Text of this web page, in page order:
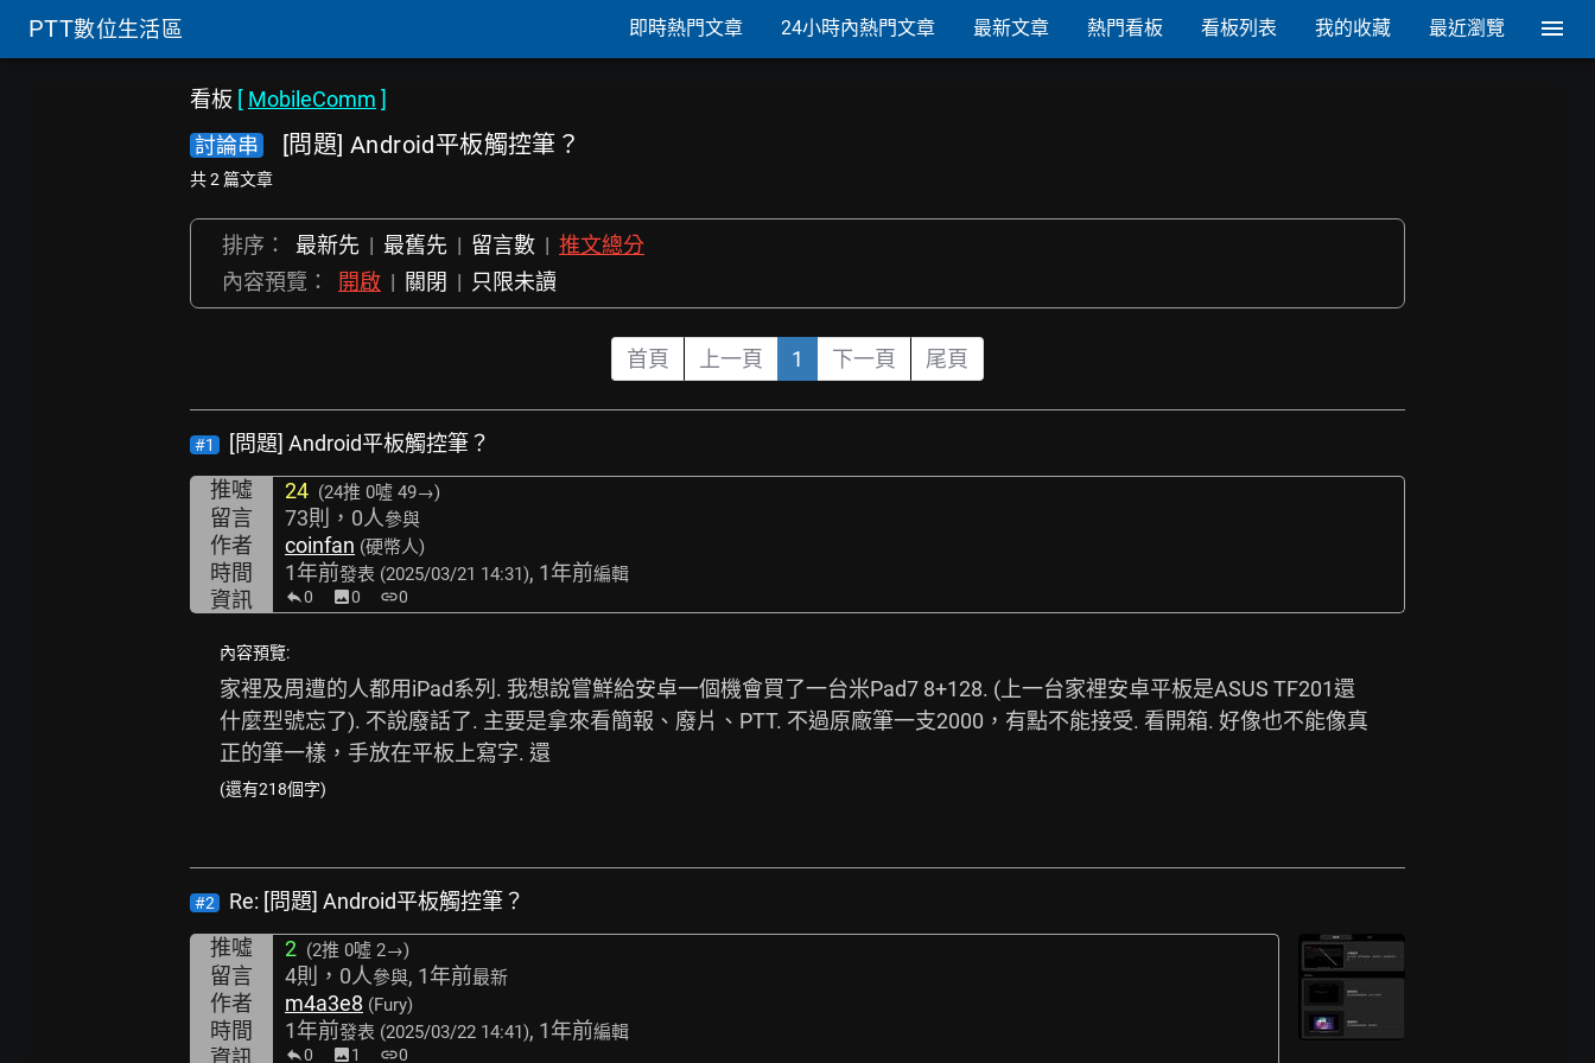
PTT數位生活區 即時熱門文章 24小時內熱門文章 最新文章 熱門看板 看板列表 我的收藏 最近瀏覽
看板 [ MobileComm ]
討論串
[問題] Android平板觸控筆？
共 2 篇文章
排序： 最新先 | 最舊先 | 留言數 | 推文總分
內容預覽：
開啟 | 關閉 | 只限未讀
首頁 上一頁 1 下一頁 尾頁
#1
[問題] Android平板觸控筆？
推噓
24 (24推 0噓 49→)
留言 73則，0人參與
作者 coinfan (硬幣人)
時間 1年前發表 (2025/03/21 14:31), 1年前編輯
資訊 0 image0 link0
內容預覽:
家裡及周遭的人都用iPad系列. 我想說嘗鮮給安卓一個機會買了一台米Pad7 8+128. (上一台家裡安卓平板是ASUS TF201還
什麼型號忘了). 不說廢話了. 主要是拿來看簡報、廢片、PTT. 不過原廠筆一支2000，有點不能接受. 看開箱. 好像也不能像真
正的筆一樣，手放在平板上寫字. 還
(還有218個字)
#2
Re: [問題] Android平板觸控筆？
推噓
2 (2推 0噓 2→)
留言 4則，0人參與, 1年前最新
作者 m4a3e8 (Fury)
時間 1年前發表 (2025/03/22 14:41), 1年前編輯
資訊 0 image1 link0